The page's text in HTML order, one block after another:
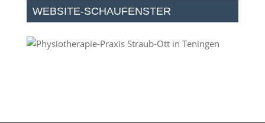
WEBSITE-SCHAUFENSTER